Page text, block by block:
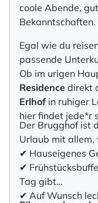
coole Abende,
Bekanntschaften.
Egal wie du
passende
Ob im urigen
Residence direkt
Erlhof in ruhiger
hier findet jede*r
Der Brugghof ist
Urlaub mit
✔ Hauseigenes
✔
Tag gibt
✔ Auf Wunsch